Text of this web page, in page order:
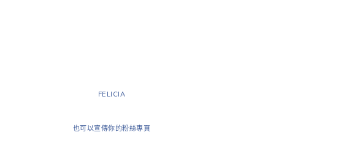
FELICIA
也可以宣傳你的粉絲專頁